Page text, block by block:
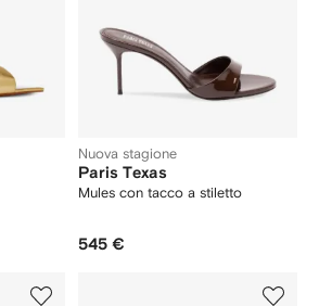
Nuova stagione
Paris Texas
Mules con tacco a stiletto
545 €